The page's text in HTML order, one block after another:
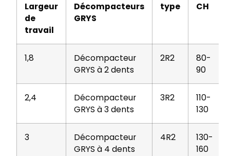
Largeur
de
travail
Décompacteurs
GRYS
type CH
1,8
Décompacteur
GRYS à 2 dents
2R2
80-
90
2,4
Décompacteur
GRYS à 3 dents
3R2
110-
130
3
Décompacteur
GRYS à 4 dents
4R2
130-
160